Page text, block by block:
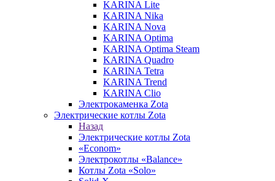
KARINA Lite
KARINA Nika
KARINA Nova
KARINA Optima
KARINA Optima Steam
KARINA Quadro
KARINA Tetra
KARINA Trend
KARINA Clio
Электрокаменка Zota
Электрические котлы Zota
Назад
Электрические котлы Zota
«Econom»
Электрокотлы «Balance»
Котлы Zota «Solo»